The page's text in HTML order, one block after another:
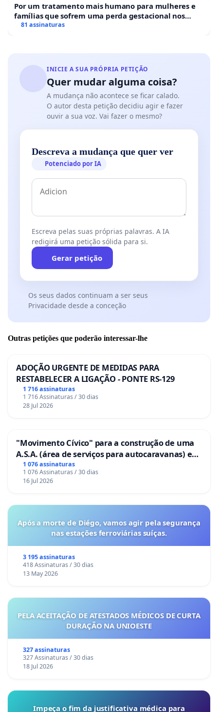
Por um tratamento mais humano para mulheres e
famílias que sofrem uma perda gestacional nos
hospitais portugueses
81 assinaturas
INICIE A SUA PRÓPRIA PETIÇÃO
Quer mudar alguma coisa?
A mudança não acontece se ficar calado.
O autor desta petição decidiu agir e fazer
ouvir a sua voz. Vai fazer o mesmo?
Descreva a mudança que quer ver
Potenciado por IA
Escreva pelas suas próprias palavras. A IA
redigirá uma petição sólida para si.
Gerar petição
Os seus dados continuam a ser seus
Privacidade desde a conceção
Outras petições que poderão interessar-lhe
ADOÇÃO URGENTE DE MEDIDAS PARA
RESTABELECER A LIGAÇÃO - PONTE RS-129
1 716 assinaturas
1 716 Assinaturas / 30 dias
28 Jul 2026
"Movimento Cívico" para a construção de uma
A.S.A. (área de serviços para autocaravanas) em
Coimbra
1 076 assinaturas
1 076 Assinaturas / 30 dias
16 Jul 2026
Após a morte de Diégo, vamos agir pela segurança
nas estações ferroviárias suíças.
3 195 assinaturas
418 Assinaturas / 30 dias
13 May 2026
PELA ACEITAÇÃO DE ATESTADOS MÉDICOS DE CURTA
DURAÇÃO NA UNIOESTE
327 assinaturas
327 Assinaturas / 30 dias
18 Jul 2026
Impeça o fim da justificativa médica para